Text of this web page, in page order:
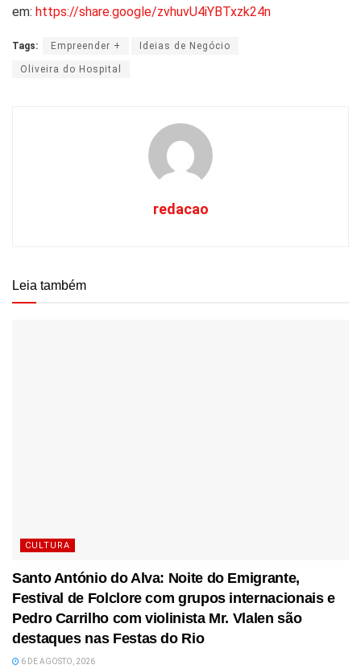
em: https://share.google/zvhuvU4iYBTxzk24n
Tags: Empreender + Ideias de Negócio
Oliveira do Hospital
redacao
Leia também
CULTURA
Santo António do Alva: Noite do Emigrante,
Festival de Folclore com grupos internacionais e
Pedro Carrilho com violinista Mr. Vlalen são
destaques nas Festas do Rio
6 DE AGOSTO, 2026